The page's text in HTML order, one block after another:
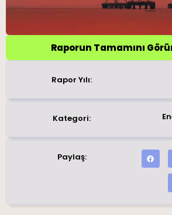
Raporun Tamamını
Rapor Yılı:
Kategori:
Paylaş: